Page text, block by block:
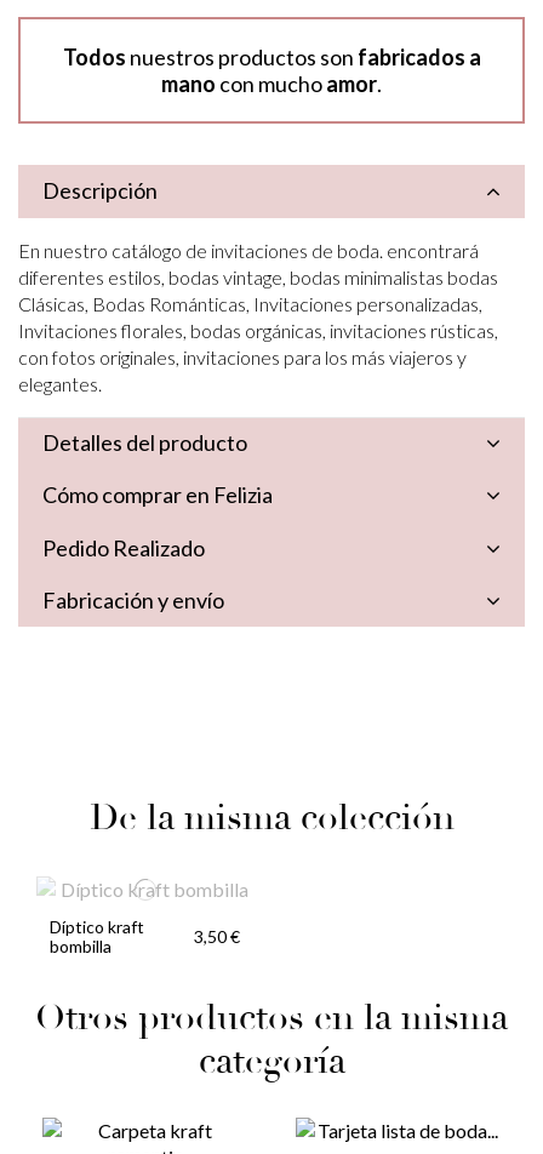
Todos nuestros productos son fabricados a
mano con muchoamor.
Descripción
En nuestro catálogo de invitaciones de boda. encontrará
diferentes estilos, bodas vintage, bodas minimalistas bodas
Clásicas, Bodas Románticas, Invitaciones personalizadas,
Invitaciones florales, bodas orgánicas, invitaciones rústicas,
con fotos originales, invitaciones para los más viajeros y
elegantes.
Detalles del producto
Cómo comprar en Felizia
Pedido Realizado
Fabricación y envío
De la misma colección
Díptico kraft
bombilla
3,50 €
Otros productos en la misma
categoría